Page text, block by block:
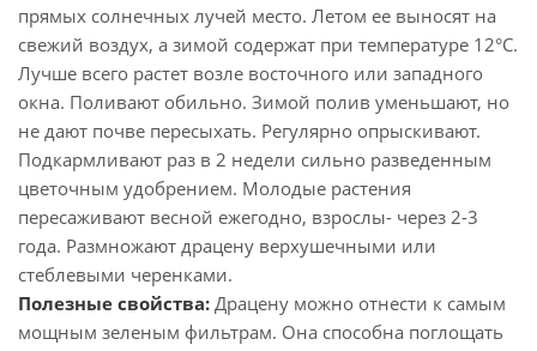
прямых солнечных лучей место. Летом ее выносят на
свежий воздух, а зимой содержат при температуре 12°C.
Лучше всего растет возле восточного или западного
окна. Поливают обильно. Зимой полив уменьшают, но
не дают почве пересыхать. Регулярно опрыскивают.
Подкармливают раз в 2 недели сильно разведенным
цветочным удобрением. Молодые растения
пересаживают весной ежегодно, взрослы- через 2-3
года. Размножают драцену верхушечными или
стеблевыми черенками.
Полезные свойства: Драцену можно отнести к самым
мощным зеленым фильтрам. Она способна поглощать